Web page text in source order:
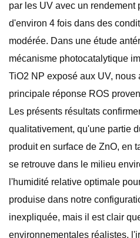
par les UV avec un rendement
d'environ 4 fois dans des
modérée. Dans une étude
mécanisme photocatalytique
TiO2 NP exposé aux UV,
principale réponse ROS
Les présents résultats
qualitativement, qu'une partie
produit en surface de ZnO, en
se retrouve dans le milieu
l'humidité relative optimale
produise dans notre
inexpliquée, mais il est clair
environnementales réalistes,